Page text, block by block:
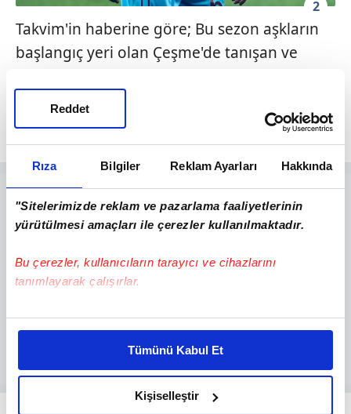
Rıza Bilgiler Reklam Ayarları Hakkında
"Sitelerimizde reklam ve pazarlama faaliyetlerinin
yürütülmesi amaçları ile çerezler kullanılmaktadır.
Bu çerezler, kullanıcıların tarayıcı ve cihazlarını
tanımlayarak çalışırlar.
Bu çerezlere izin vermeniz halinde sizlere özel
daha iyi reklam deneyimi yaşatabiliriz. Bunu yaparken
amacımızın size daha iyi bir reklam deneyimi sunmak
olduğunu ve sizlere en iyi içerikleri sunabilmek adına
Tümünü Kabul Et
Kişiselleştir
Reddet
2
Takvim'in haberine göre; Bu sezon aşkların
başlangıç yeri olan Çeşme'de tanışan ve
Yazıcı'nın ortaya çıkan fotoğrafları aşkı
belgelemişti.